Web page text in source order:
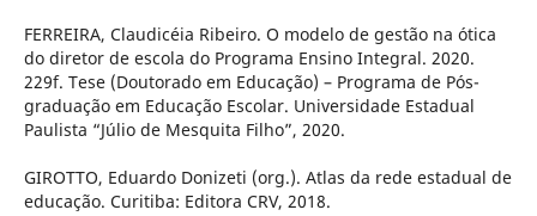
FERREIRA, Claudicéia Ribeiro. O modelo de gestão na ótica
do diretor de escola do Programa Ensino Integral. 2020.
229f. Tese (Doutorado em Educação) – Programa de Pós-
graduação em Educação Escolar. Universidade Estadual
Paulista “Júlio de Mesquita Filho”, 2020.
GIROTTO, Eduardo Donizeti (org.). Atlas da rede estadual de
educação. Curitiba: Editora CRV, 2018.